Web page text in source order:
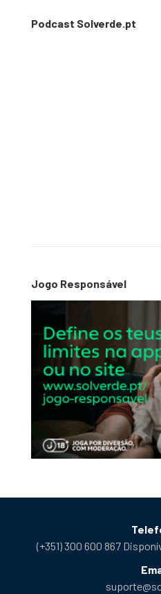
Podcast Solverde.pt
Jogo Responsável
(+351) 300 600 867